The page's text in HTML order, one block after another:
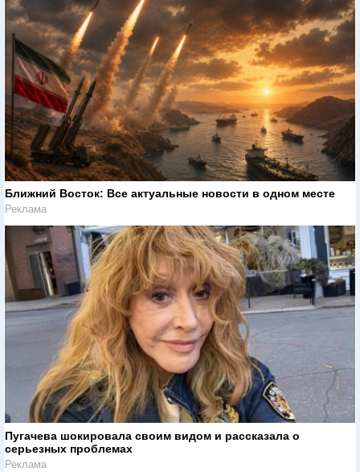
Ближний Восток: Все актуальные новости в одном месте
Реклама
Пугачева шокировала своим видом и рассказала о
серьезных проблемах
Реклама